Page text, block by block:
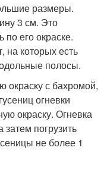
размеры.
3 см. Это
по его окраске.
на которых есть
полосы.
окраску с бахромой,
огневки
окраску. Огневка
погрузить
не более 1